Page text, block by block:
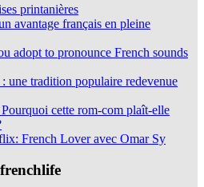
printanières
avantage français en pleine
adopt to pronounce French sounds
une tradition populaire redevenue
cette rom-com plaît-elle
French Lover avec Omar Sy